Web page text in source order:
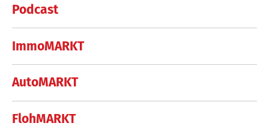
Podcast
ImmoMARKT
AutoMARKT
FlohMARKT